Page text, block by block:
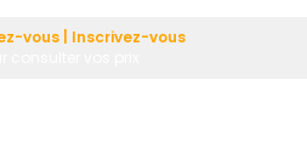
vous | Inscrivez-vous